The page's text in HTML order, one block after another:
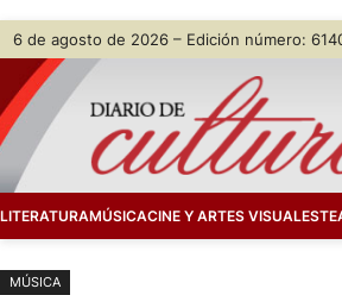
Saltar
contenido
Skip
content
6 de agosto de 2026 – Edición número:
LITERATURAMÚSICACINE Y ARTES VISUALES
MÚSICA